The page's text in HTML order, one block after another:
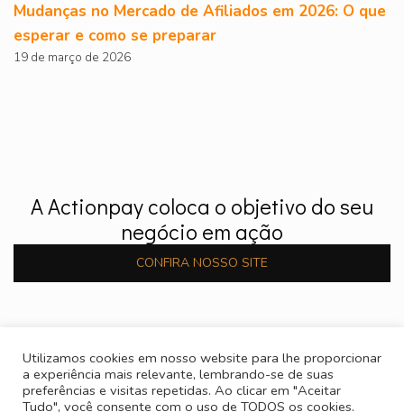
Mudanças no Mercado de Afiliados em 2026: O que
esperar e como se preparar
19 de março de 2026
A Actionpay coloca o objetivo do seu
negócio em ação
CONFIRA NOSSO SITE
Utilizamos cookies em nosso website para lhe proporcionar
a experiência mais relevante, lembrando-se de suas
preferências e visitas repetidas. Ao clicar em "Aceitar
Tudo", você consente com o uso de TODOS os cookies.